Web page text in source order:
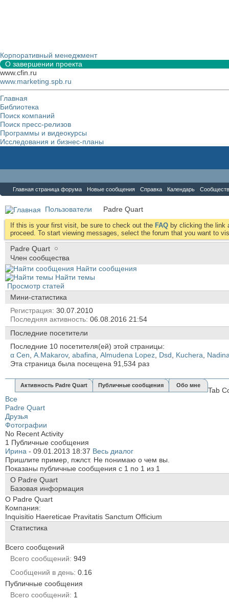
Корпоративный менеджмент
О завершении проекта
www.cfin.ru
www.marketing.spb.ru
Главная
Библиотека
Поиск компаний
Поиск пресс-релизов
Программы и видеокурсы
Исследования и бизнес-планы
Главная страница форума Новые сообщения Справка Календарь
Пользователи Padre Quart
If this is your first visit, be sure to check out the FAQ by clicking the link
proceed. To start viewing messages, select the forum that you want to
Padre Quart
Член сообщества
Найти сообщения
Найти темы
Просмотр статей
Мини-статистика
Регистрация 30.07.2010
Последняя активность 06.08.2016 21:54
Последние посетители
Последние 10 посетителя(ей) этой страницы:
α Cen, A.Makarov, abafina, Almudena Lopez, Dsd, Kuchera,
Эта страница была посещена 91,534 раз
Активность Padre Quart Публичные сообщения Обо мне
Tab
Все
Padre Quart
Друзья
Фотографии
No Recent Activity
1 Публичные сообщения
Иринa - 09.01.2013 18:37 Весь диалог
Пришлите пример, пжлст. Не понимаю о чем вы.
Показаны публичные сообщения с 1 по 1 из 1
О Padre Quart
Базовая информация
О Padre Quart
Компания:
Inquisitio Haereticae Pravitatis Sanctum Officium
Статистика
Всего сообщений
Всего сообщений 949
Сообщений в день 0.16
Публичные сообщения
Всего сообщений
1